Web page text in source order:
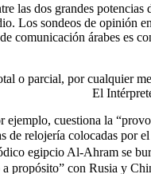
las dos grandes
Los sondeos de opinión
comunicación árabes es
o parcial, por cualquier
El
ejemplo, cuestiona la
de relojería colocadas por
egipcio Al-Ahram se
a propósito” con Rusia y